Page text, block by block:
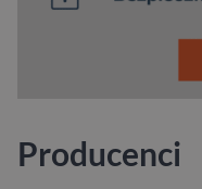
Producenci